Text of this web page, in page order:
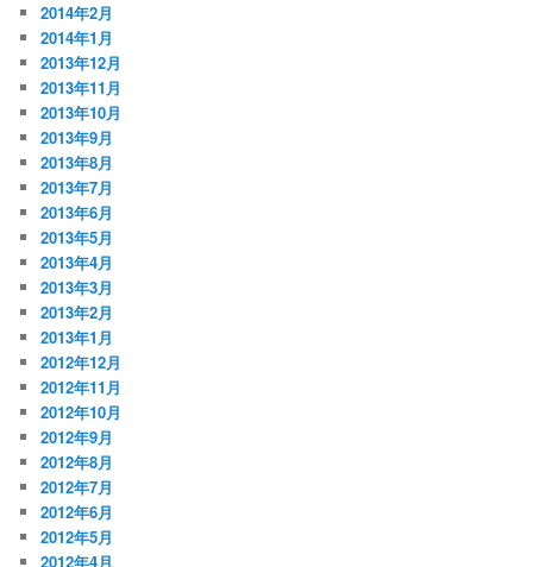
2014年2月
2014年1月
2013年12月
2013年11月
2013年10月
2013年9月
2013年8月
2013年7月
2013年6月
2013年5月
2013年4月
2013年3月
2013年2月
2013年1月
2012年12月
2012年11月
2012年10月
2012年9月
2012年8月
2012年7月
2012年6月
2012年5月
2012年4月